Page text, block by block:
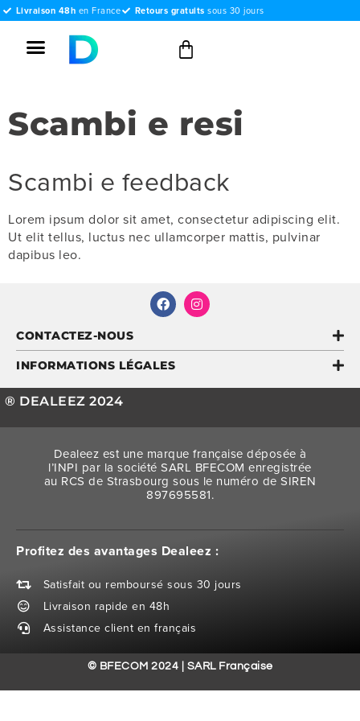
Livraison 48h en France Retours gratuits sous 30 jours
Scambi e resi
Scambi e feedback
Lorem ipsum dolor sit amet, consectetur adipiscing elit.
Ut elit tellus, luctus nec ullamcorper mattis, pulvinar
dapibus leo.
CONTACTEZ-NOUS
INFORMATIONS LÉGALES
® DEALEEZ 2024
Dealeez est une marque française déposée à
l’INPI par la société SARL BFECOM enregistrée
au RCS de Strasbourg sous le numéro de SIREN
897695581.
Profitez des avantages Dealeez :
Satisfait ou remboursé sous 30 jours
Livraison rapide en 48h
Assistance client en français
© BFECOM 2024 | SARL Française